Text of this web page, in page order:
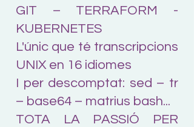
GIT – TERRAFORM -
KUBERNETES
L'únic que té transcripcions
UNIX en 16 idiomes
I per descomptat: sed – tr
– base64 – matrius bash...
TOTA LA PASSIÓ PER